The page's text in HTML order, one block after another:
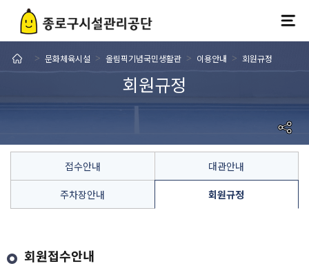
회원규정
> 문화체육시설 > 올림픽기념국민생활관 > 이용안내 > 회원규정
접수안내 대관안내
주차장안내 회원규정
회원접수안내